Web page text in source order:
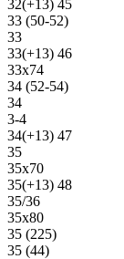
32(+13) 45
33 (50-52)
33
33(+13) 46
33х74
34 (52-54)
34
3-4
34(+13) 47
35
35х70
35(+13) 48
35/36
35х80
35 (225)
35 (44)